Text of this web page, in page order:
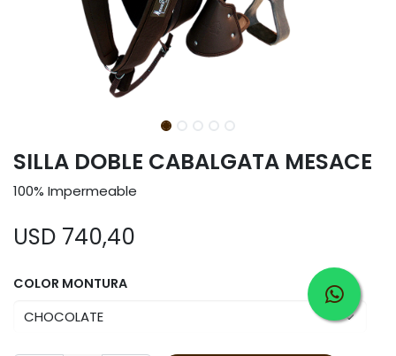
SILLA DOBLE CABALGATA MESACE
100% Impermeable
USD 740,40
COLOR MONTURA